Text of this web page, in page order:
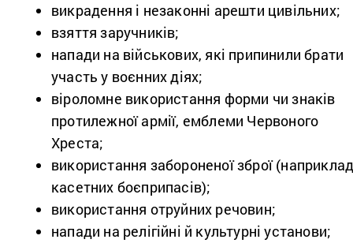
викрадення і незаконні арешти цивільних;
взяття заручників;
напади на військових, які припинили брати
участь у воєнних діях;
віроломне використання форми чи знаків
протилежної армії, емблеми Червоного
Хреста;
використання забороненої зброї
касетних боєприпасів);
використання отруйних речовин;
напади на релігійні й культурні установи;